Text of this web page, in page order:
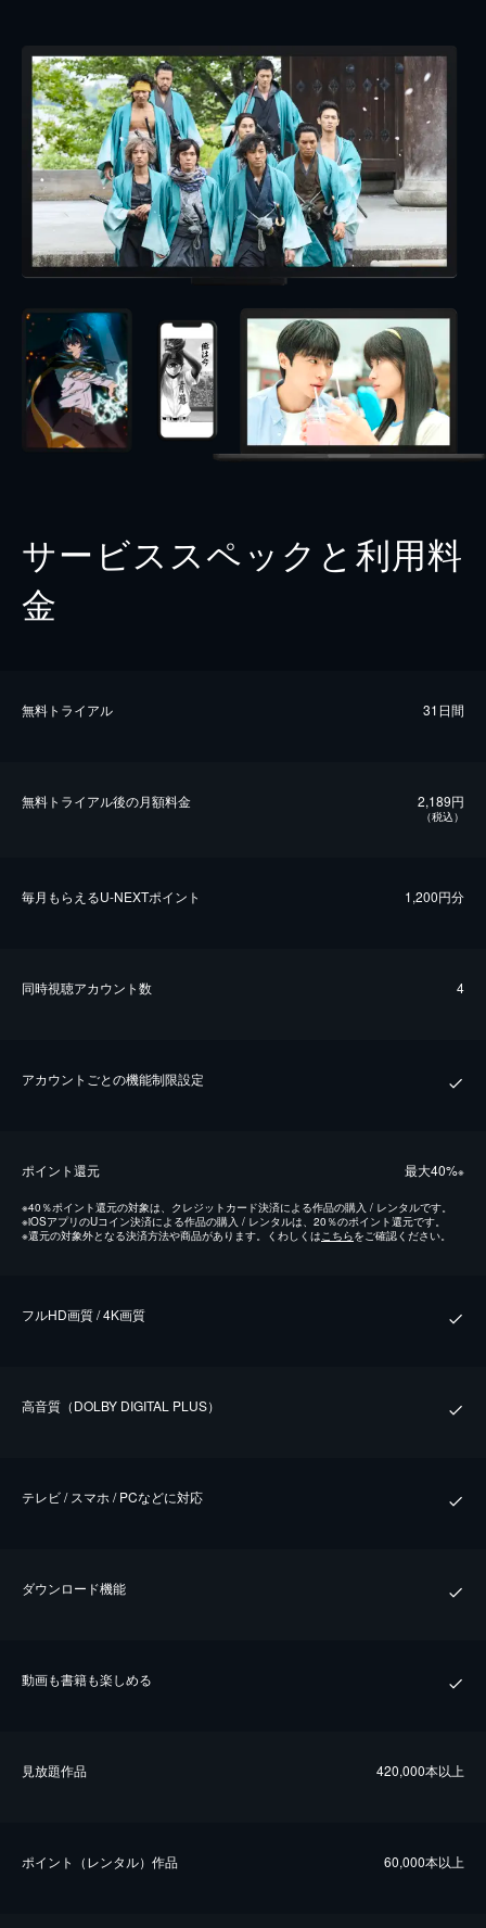
サービススペックと利用料
金
無料トライアル 31日間
無料トライアル後の⽉額料金 2,189円
（税込）
毎⽉もらえるU-NEXTポイント 1,200円分
同時視聴アカウント数 4
アカウントごとの機能制限設定
ポイント還元 最⼤40%※
※40％ポイント還元の対象は、クレジットカード決済による作品の購入 / レンタルです。
※iOSアプリのUコイン決済による作品の購入 / レンタルは、20％のポイント還元です。
※還元の対象外となる決済方法や商品があります。くわしくはこちらをご確認ください。
フルHD画質 / 4K画質
⾼⾳質（DOLBY DIGITAL PLUS）
テレビ / スマホ / PCなどに対応
ダウンロード機能
動画も書籍も楽しめる
⾒放題作品 420,000本以上
ポイント（レンタル）作品 60,000本以上